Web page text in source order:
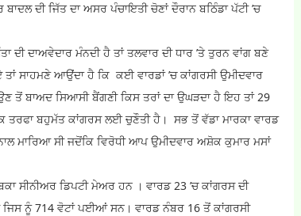
ਦੀ ਜਿੱਤ ਦਾ ਅਸਰ ਪੰਚਾਇਤੀ ਚੋਣਾਂ ਦੌਰਾਨ ਬਠਿੰਡਾ ਪੱਟੀ ’ਚ
ਮੰਨਦੀ ਹੈ ਤਾਂ ਤਲਵਾਰ ਦੀ ਧਾਰ ’ਤੇ ਤੁਰਨ ਵਾਂਗ ਬਣੇ
ਸਾਹਮਣੇ ਆਉਂਦਾ ਹੈ ਕਿ ਕਈ ਵਾਰਡਾਂ ’ਚ ਕਾਂਗਰਸੀ ਉਮੀਦਵਾਰ
ਬਾਅਦ ਸਿਆਸੀ ਬੈਂਗਣੀ ਕਿਸ ਤਰਾਂ ਦਾ ਉਘੜਦਾ ਹੈ ਇਹ ਤਾਂ 29
ਬਹੁਮੱਤ ਕਾਂਗਰਸ ਲਈ ਚੁਣੌਤੀ ਹੈ। ਸਭ ਤੋਂ ਵੱਡਾ ਮਾਰਕਾ ਵਾਰਡ
ਮਾਰਿਆ ਸੀ ਜਦੋਂਕਿ ਵਿਰੋਧੀ ਆਪ ਉਮੀਦਵਾਰ ਅਸ਼ੋਕ ਕੁਮਾਰ ਮਸਾਂ
ਡਿਪਟੀ ਮੇਅਰ ਹਨ । ਵਾਰਡ 23 ’ਚ ਕਾਂਗਰਸ ਦੀ
ਜਿਸ ਨੂੰ 714 ਵੋਟਾਂ ਪਈਆਂ ਸਨ। ਵਾਰਡ ਨੰਬਰ 16 ਤੋਂ ਕਾਂਗਰਸੀ